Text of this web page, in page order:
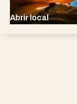
Abrir local